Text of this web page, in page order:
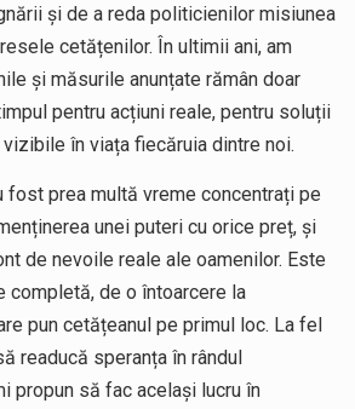
și de a reda politicienilor misiunea
cetățenilor. În ultimii ani, am
și măsurile anunțate rămân doar
pentru acțiuni reale, pentru soluții
în viața fiecăruia dintre noi.
fost prea multă vreme concentrați pe
unei puteri cu orice preț, și
de nevoile reale ale oamenilor. Este
completă, de o întoarcere la
pun cetățeanul pe primul loc. La fel
readucă speranța în rândul
propun să fac același lucru în